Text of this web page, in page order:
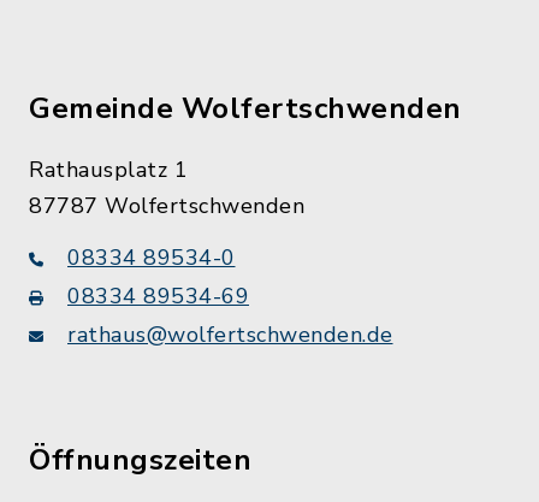
Gemeinde Wolfertschwenden
Rathausplatz 1
87787 Wolfertschwenden
08334 89534-0
08334 89534-69
rathaus@wolfertschwenden.de
Öffnungszeiten